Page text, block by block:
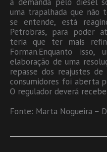
uma trapalhada que não
se entende, está
Petrobras, para poder
teria que ter mais
Forman.Enquanto
elaboração de uma
repasse dos reajustes
consumidores foi aberta
O regulador deverá
Fonte: Marta Nogueira –